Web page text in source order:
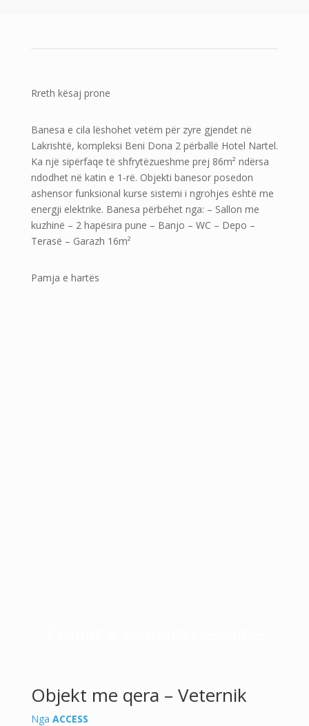
Rreth kësaj prone
Banesa e cila lëshohet vetëm për zyre gjendet në
Lakrishtë, kompleksi Beni Dona 2 përballë Hotel Nartel.
Ka një sipërfaqe të shfrytëzueshme prej 86m² ndërsa
ndodhet në katin e 1-rë. Objekti banesor posedon
ashensor funksional kurse sistemi i ngrohjes është me
energji elektrike. Banesa përbëhet nga: – Sallon me
kuzhinë – 2 hapësira pune – Banjo – WC – Depo –
Terasë – Garazh 16m²
Pamja e hartës
Objekt me qera – Veternik
Nga ACCESS